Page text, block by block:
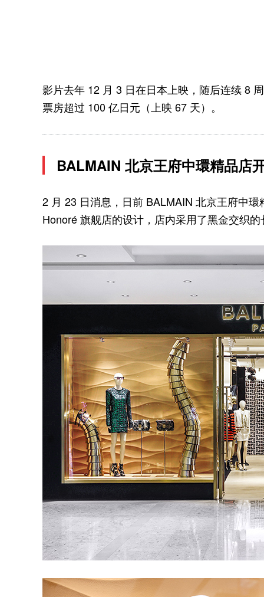
影片去年 12 月 3 日在日本上映，随后连续 8
票房超过 100 亿日元（上映 67 天）。
BALMAIN 北京王府中環精品店
2 月 23 日消息，日前 BALMAIN 北京王府中
Honoré 旗舰店的设计，店内采用了黑金交织